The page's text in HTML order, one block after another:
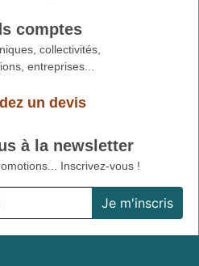
comptes
collectivités,
entreprises...
un devis
à la newsletter
Inscrivez-vous !